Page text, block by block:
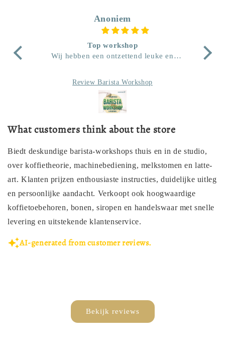
Frank Rövekamp
In 2 uur veel betere koffie
Super leerzame en leuke workshop aan
een leuke, goed georganiseerde en
plezierige manier. Zeer aan te bevelen
Review Barista Workshop
What customers think about the store
Biedt deskundige barista-workshops thuis en in de studio,
over koffietheorie, machinebediening, melkstomen en latte-
art. Klanten prijzen enthousiaste instructies, duidelijke uitleg
en persoonlijke aandacht. Verkoopt ook hoogwaardige
koffietoebehoren, bonen, siropen en handelswaar met snelle
levering en uitstekende klantenservice.
AI-generated from customer reviews.
Bekijk reviews